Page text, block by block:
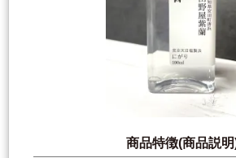
商品特徴(商品説